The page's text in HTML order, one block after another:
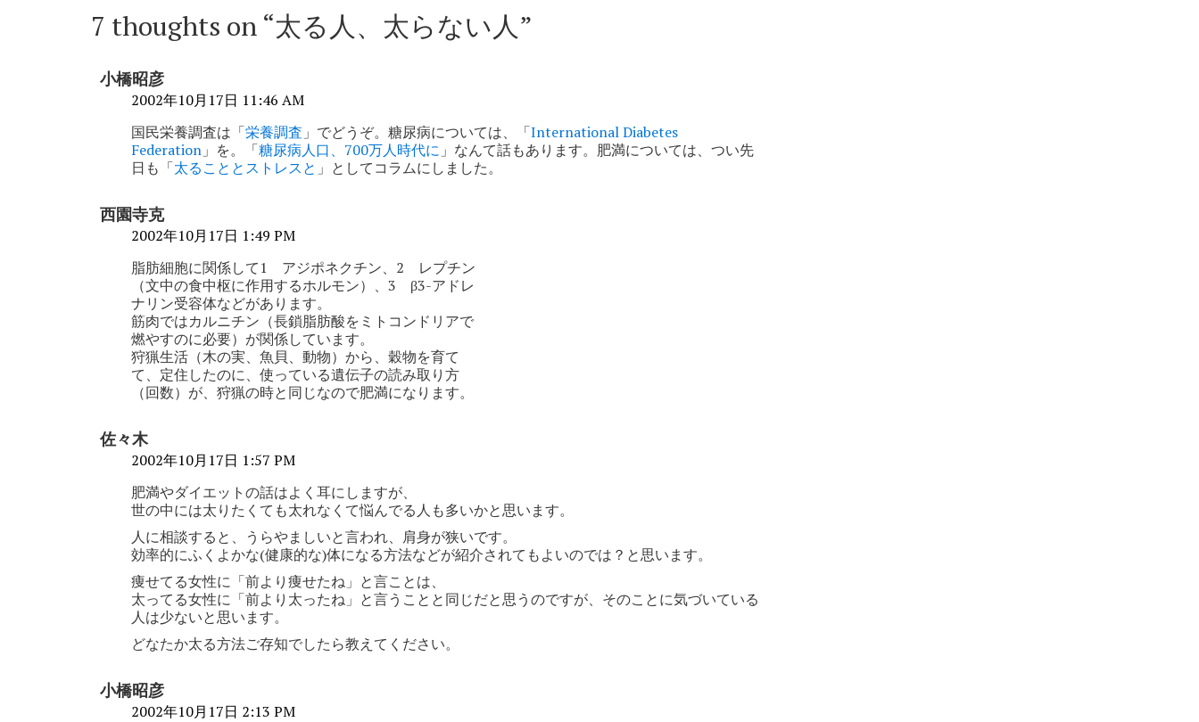
ナ
ゲ
7 thoughts on “太る人、太らない人”
小橋昭彦
2002年10月17日 11:46 AM
国民栄養調査は「栄養調査 」でどうぞ。糖尿病については、「International Diabetes
Federation 」を。「糖尿病人口、700万人時代に 」なんて話もあります。肥満については、つい先
日も「太ることとストレスと 」としてコラムにしました。
西園寺克
2002年10月17日 1:49 PM
脂肪細胞に関係して1 アジポネクチン、2 レプチン
（文中の食中枢に作用するホルモン）、3 β3-アドレ
ナリン受容体などがあります。
筋肉ではカルニチン（長鎖脂肪酸をミトコンドリアで
燃やすのに必要）が関係しています。
狩猟生活（木の実、魚貝、動物）から、穀物を育て
て、定住したのに、使っている遺伝子の読み取り方
（回数）が、狩猟の時と同じなので肥満になります。
佐々木
2002年10月17日 1:57 PM
肥満やダイエットの話はよく耳にしますが、
世の中には太りたくても太れなくて悩んでる人も多いかと思います。
人に相談すると、うらやましいと言われ、肩身が狭いです。
効率的にふくよかな(健康的な)体になる方法などが紹介されてもよいのでは？と思います。
痩せてる女性に「前より痩せたね」と言ことは、
太ってる女性に「前より太ったね」と言うことと同じだと思うのですが、そのことに気づいている
人は少ないと思います。
どなたか太る方法ご存知でしたら教えてください。
小橋昭彦
2002年10月17日 2:13 PM